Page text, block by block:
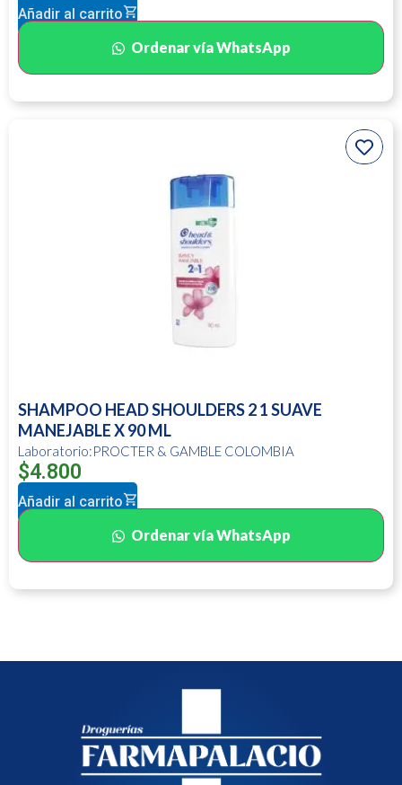
Añadir al carrito
Ordenar vía WhatsApp
SHAMPOO HEAD SHOULDERS 2 1 SUAVE
MANEJABLE X 90 ML
Laboratorio:PROCTER & GAMBLE COLOMBIA
$4.800
Añadir al carrito
Ordenar vía WhatsApp